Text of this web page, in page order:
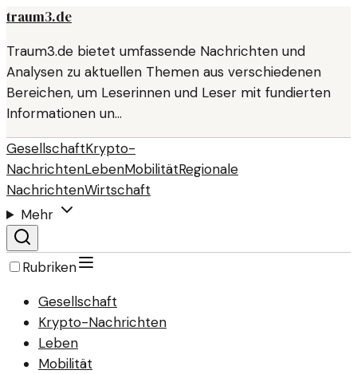
traum3.de
Traum3.de bietet umfassende Nachrichten und
Analysen zu aktuellen Themen aus verschiedenen
Bereichen, um Leserinnen und Leser mit fundierten
Informationen un…
GesellschaftKrypto-
NachrichtenLebenMobilitätRegionale
NachrichtenWirtschaft
Mehr
Rubriken
Gesellschaft
Krypto-Nachrichten
Leben
Mobilität